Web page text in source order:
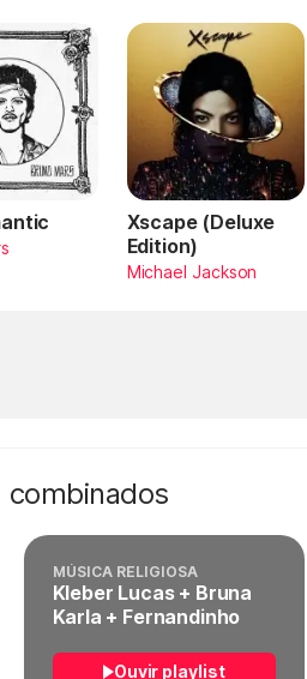
Xscape (Deluxe
Edition)
Michael Jackson
combinados
MÚSICA RELIGIOSA
Kleber Lucas + Bruna
Karla + Fernandinho
Ouvir playlist